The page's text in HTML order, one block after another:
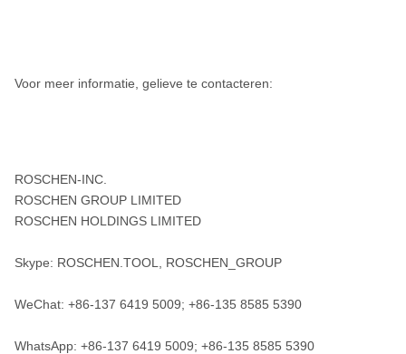
Voor meer informatie, gelieve te contacteren:
ROSCHEN-INC.
ROSCHEN GROUP LIMITED
ROSCHEN HOLDINGS LIMITED
Skype: ROSCHEN.TOOL, ROSCHEN_GROUP
WeChat: +86-137 6419 5009; +86-135 8585 5390
WhatsApp: +86-137 6419 5009; +86-135 8585 5390